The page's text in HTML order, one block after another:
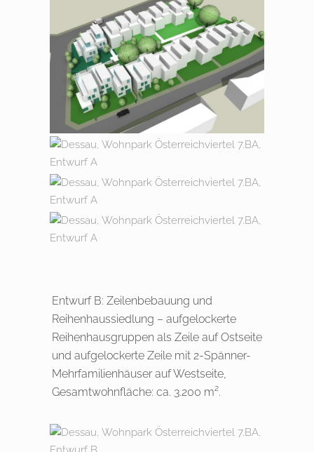
Entwurf B: Zeilenbebauung und
Reihenhaussiedlung – aufgelockerte
Reihenhausgruppen als Zeile auf Ostseite
und aufgelockerte Zeile mit 2-Spänner-
Mehrfamilienhäuser auf Westseite,
Gesamtwohnfläche: ca. 3.200 m².